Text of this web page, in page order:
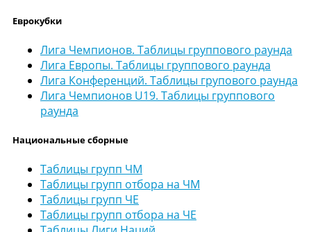
Еврокубки
Лига Чемпионов. Таблицы группового раунда
Лига Европы. Таблицы группового раунда
Лига Конференций. Таблицы групового раунда
Лига Чемпионов U19. Таблицы группового
раунда
Национальные сборные
Таблицы групп ЧМ
Таблицы групп отбора на ЧМ
Таблицы групп ЧЕ
Таблицы групп отбора на ЧЕ